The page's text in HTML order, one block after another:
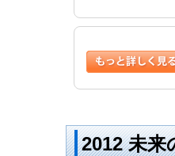
2012 未来